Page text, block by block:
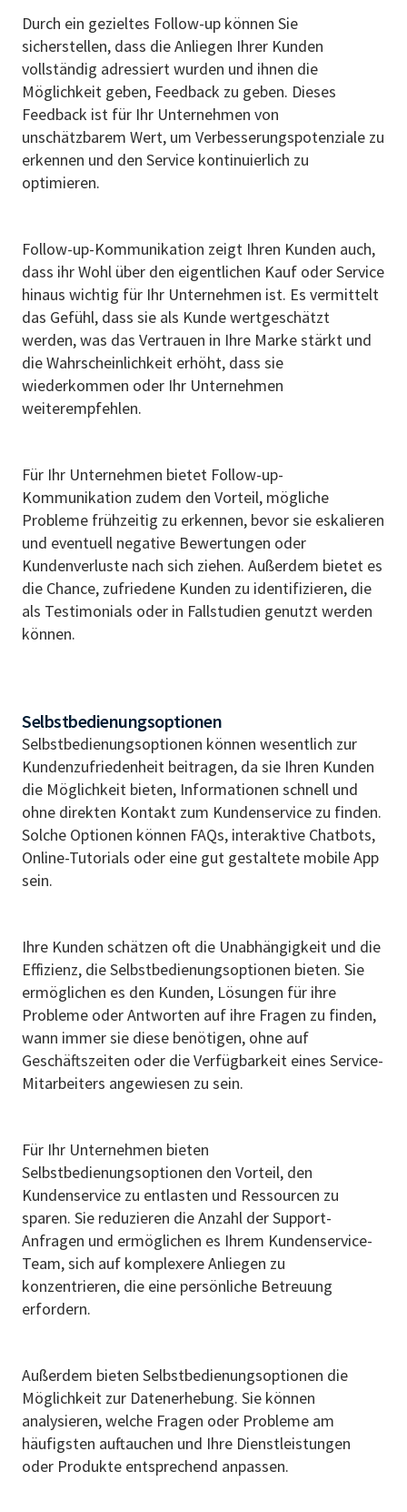
Durch ein gezieltes Follow-up können Sie
sicherstellen, dass die Anliegen Ihrer Kunden
vollständig adressiert wurden und ihnen die
Möglichkeit geben, Feedback zu geben. Dieses
Feedback ist für Ihr Unternehmen von
unschätzbarem Wert, um Verbesserungspotenziale zu
erkennen und den Service kontinuierlich zu
optimieren.
Follow-up-Kommunikation zeigt Ihren Kunden auch,
dass ihr Wohl über den eigentlichen Kauf oder Service
hinaus wichtig für Ihr Unternehmen ist. Es vermittelt
das Gefühl, dass sie als Kunde wertgeschätzt
werden, was das Vertrauen in Ihre Marke stärkt und
die Wahrscheinlichkeit erhöht, dass sie
wiederkommen oder Ihr Unternehmen
weiterempfehlen.
Für Ihr Unternehmen bietet Follow-up-
Kommunikation zudem den Vorteil, mögliche
Probleme frühzeitig zu erkennen, bevor sie eskalieren
und eventuell negative Bewertungen oder
Kundenverluste nach sich ziehen. Außerdem bietet es
die Chance, zufriedene Kunden zu identifizieren, die
als Testimonials oder in Fallstudien genutzt werden
können.
Selbstbedienungsoptionen
Selbstbedienungsoptionen können wesentlich zur
Kundenzufriedenheit beitragen, da sie Ihren Kunden
die Möglichkeit bieten, Informationen schnell und
ohne direkten Kontakt zum Kundenservice zu finden.
Solche Optionen können FAQs, interaktive Chatbots,
Online-Tutorials oder eine gut gestaltete mobile App
sein.
Ihre Kunden schätzen oft die Unabhängigkeit und die
Effizienz, die Selbstbedienungsoptionen bieten. Sie
ermöglichen es den Kunden, Lösungen für ihre
Probleme oder Antworten auf ihre Fragen zu finden,
wann immer sie diese benötigen, ohne auf
Geschäftszeiten oder die Verfügbarkeit eines Service-
Mitarbeiters angewiesen zu sein.
Für Ihr Unternehmen bieten
Selbstbedienungsoptionen den Vorteil, den
Kundenservice zu entlasten und Ressourcen zu
sparen. Sie reduzieren die Anzahl der Support-
Anfragen und ermöglichen es Ihrem Kundenservice-
Team, sich auf komplexere Anliegen zu
konzentrieren, die eine persönliche Betreuung
erfordern.
Außerdem bieten Selbstbedienungsoptionen die
Möglichkeit zur Datenerhebung. Sie können
analysieren, welche Fragen oder Probleme am
häufigsten auftauchen und Ihre Dienstleistungen
oder Produkte entsprechend anpassen.